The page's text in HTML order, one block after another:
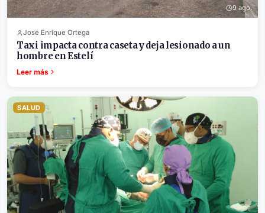
9 ago.
José Enrique Ortega
Taxi impacta contra caseta y deja lesionado a un
hombre en Estelí
Leer más
SALUD